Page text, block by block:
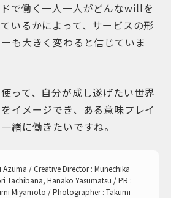
で働く一人一人がどんなwillを
いるかによって、サービスの形
も大きく変わると信じていま
って、自分が成し遂げたい世界
イメージでき、ある意味プレイ
緒に働きたいですね。
Azuma / Creative Director : Munechika
Tachibana, Hanako Yasumatsu / PR :
Miyamoto / Photographer : Takumi